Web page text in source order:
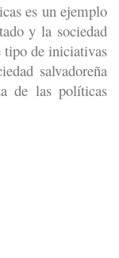
es un ejemplo
y la sociedad
tipo de iniciativas
salvadoreña
de las políticas